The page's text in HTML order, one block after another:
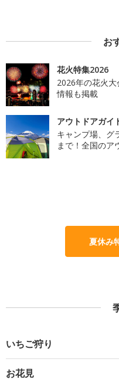
お
花火特集2026
2026年の花火
情報も掲載
アウトドアガイ
キャンプ場、グ
まで！全国のア
夏休み
いちご狩り
お花見